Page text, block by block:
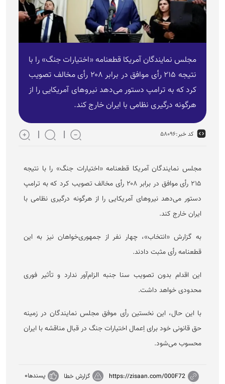
مجلس نمایندگان آمریکا قطعنامه «اختیارات جنگ» را با
نتیجه ۲۱۵ رأی موافق در برابر ۲۰۸ رأی مخالف تصویب
کرد که به ترامپ دستور می‌دهد نیرو‌های آمریکایی را از
هرگونه درگیری نظامی با ایران خارج کند.
کد خبر:۵۸۰۹۶
مجلس نمایندگان آمریکا قطعنامه «اختیارات جنگ» را با نتیجه
۲۱۵ رأی موافق در برابر ۲۰۸ رأی مخالف تصویب کرد که به ترامپ
دستور می‌دهد نیرو‌های آمریکایی را از هرگونه درگیری نظامی با
ایران خارج کند.
به گزارش «انتخاب»، چهار نفر از جمهوری‌خواهان نیز به این
قطعنامه رأی مثبت دادند.
این اقدام بدون تصویب سنا جنبه الزام‌آور ندارد و تأثیر فوری
محدودی خواهد داشت.
با این حال، این نخستین رأی موفق مجلس نمایندگان در زمینه
حق قانونی خود برای اِعمال اختیارات جنگ در قبال مناقشه با ایران
محسوب می‌شود.
https://zisaan.com/000F72 گزارش خطا پسندها0